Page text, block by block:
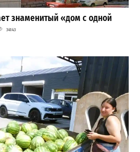
знаменитый «дом с одной
34143